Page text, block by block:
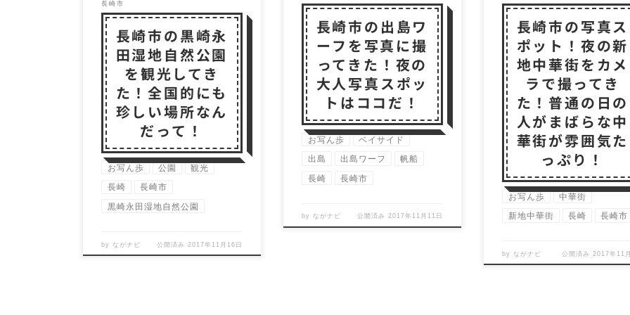
長崎市
長崎市の黒崎永
田湿地自然公園
を観光してき
た！全国的にも
珍しい場所なん
だって！
お写ん歩 公園 観光
長崎 長崎市
黒崎永田湿地自然公園
by ながナビ 公開済み 2017年11月16日
長崎市の出島ワ
ーフを写真に撮
ってきた！夜の
大人写真スポッ
トはココだ！
お写ん歩 ベイサイド
出島 出島ワーフ 帆船
長崎 長崎市
by ながナビ 公開済み 2017年11月11日
長崎市の写真ス
ポット！夜の新
地中華街をカメ
ラで撮ってき
た！普通の日の
人がまばらな中
華街が雰囲気た
っぷり！
お写ん歩 中華街
新地中華街 長崎 長崎市
by ながナビ 公開済み 2017年11